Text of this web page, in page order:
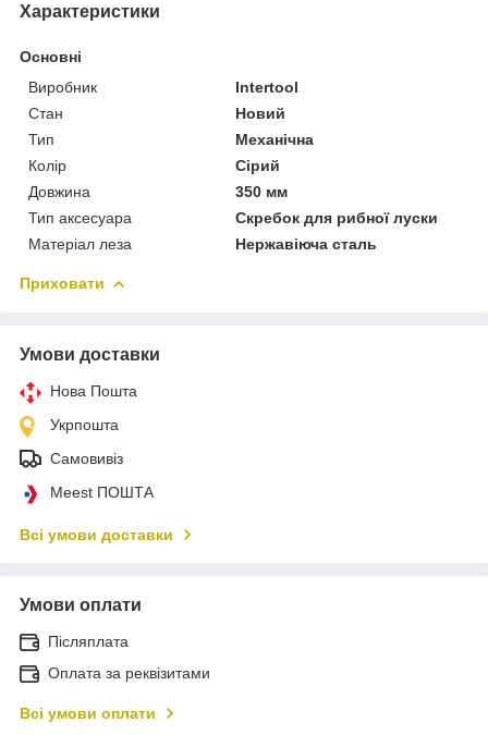
Характеристики
Основні
Виробник
Intertool
Стан
Новий
Тип
Механічна
Колір
Сірий
Довжина
350 мм
Тип аксесуара
Скребок для рибної луски
Матеріал леза
Нержавіюча сталь
Приховати
Умови доставки
Нова Пошта
Укрпошта
Самовивіз
Meest ПОШТА
Всі умови доставки
Умови оплати
Післяплата
Оплата за реквізитами
Всі умови оплати